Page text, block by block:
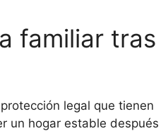
familiar tras
legal que tienen
un hogar estable después